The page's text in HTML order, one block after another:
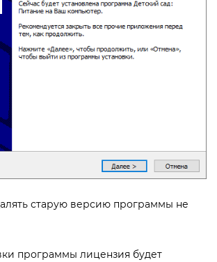
старую версию программы не
программы лицензия будет